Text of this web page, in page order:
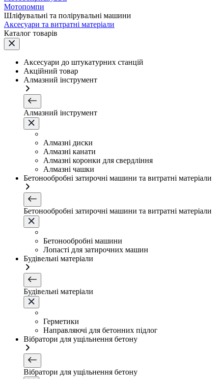
Мотопомпи
Шліфувальні та полірувальні машини
Аксесуари та витратні матеріали
Каталог товарів
Аксесуари до штукатурних станцій
Акційний товар
Алмазний інструмент
Алмазний інструмент
Алмазні диски
Алмазні канати
Алмазні коронки для свердління
Алмазні чашки
Бетонообробні затирочні машини та витратні матеріали
Бетонообробні затирочні машини та витратні матеріали
Бетонообробні машини
Лопасті для затирочних машин
Будівельні матеріали
Будівельні матеріали
Герметики
Направляючі для бетонних підлог
Вібратори для ущільнення бетону
Вібратори для ущільнення бетону